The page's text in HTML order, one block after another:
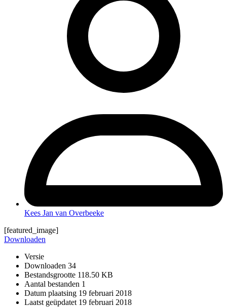
Kees Jan van Overbeeke
[featured_image]
Downloaden
Versie
Downloaden 34
Bestandsgrootte 118.50 KB
Aantal bestanden 1
Datum plaatsing 19 februari 2018
Laatst geüpdatet 19 februari 2018